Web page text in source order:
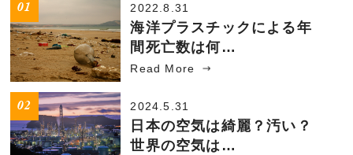
2022.8.31
海洋プラスチックによる年
間死亡数は何…
Read More
2024.5.31
日本の空気は綺麗？汚い？
世界の空気は…